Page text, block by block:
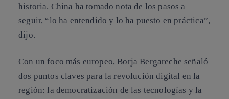
historia. China ha tomado nota de los pasos a
seguir, “lo ha entendido y lo ha puesto en práctica”,
dijo.
Con un foco más europeo, Borja Bergareche señaló
dos puntos claves para la revolución digital en la
región: la democratización de las tecnologías y la